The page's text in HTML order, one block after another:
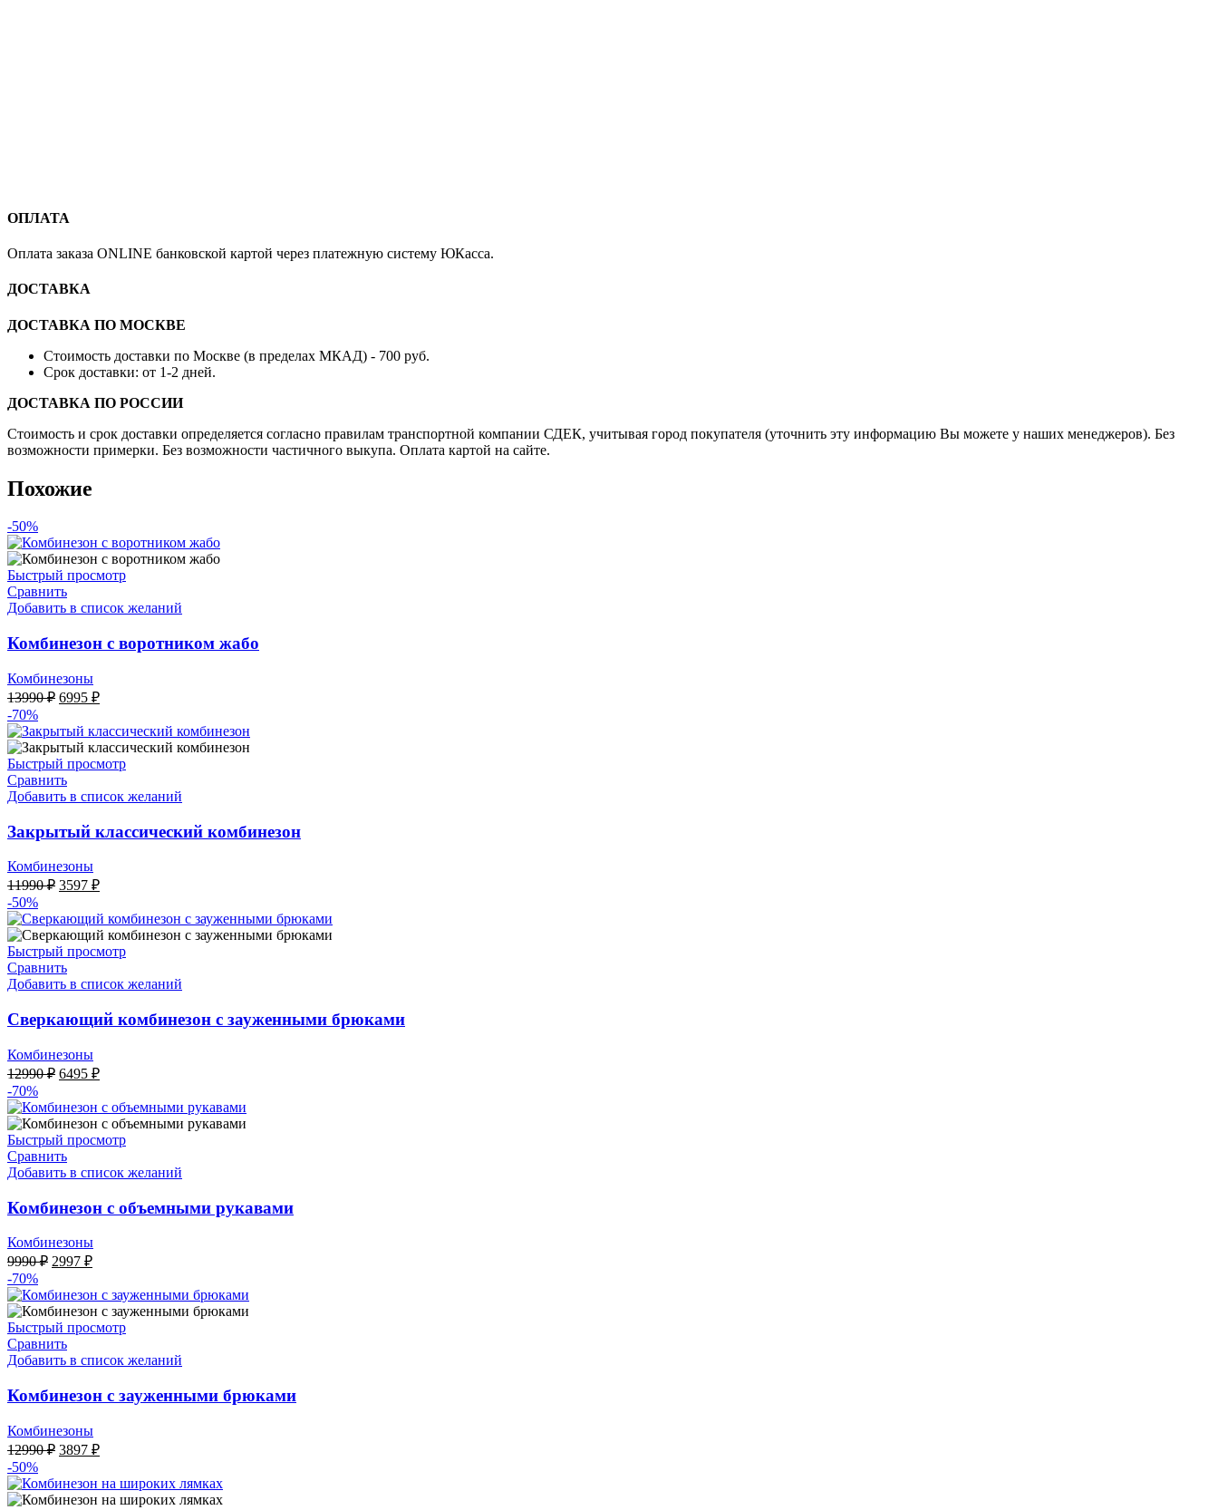
ОПЛАТА
Оплата заказа ONLINE банковской картой через платежную систему ЮКасса.
ДОСТАВКА
ДОСТАВКА ПО МОСКВЕ
Стоимость доставки по Москве (в пределах МКАД) - 700 руб.
Срок доставки: от 1-2 дней.
ДОСТАВКА ПО РОССИИ
Стоимость и срок доставки определяется согласно правилам транспортной компании СДЕК, учитывая город покупателя (уточнить эту информацию Вы можете у наших менеджеров). Без
возможности примерки. Без возможности частичного выкупа. Оплата картой на сайте.
Похожие
-50%
Быстрый просмотр
Сравнить
Добавить в список желаний
Комбинезон с воротником жабо
Комбинезоны
13990₽ Первоначальная
составляла
13990 ₽.
6995 ₽Текущая
6995 ₽.
-70%
Быстрый просмотр
Сравнить
Добавить в список желаний
Закрытый классический комбинезон
Комбинезоны
11990₽ Первоначальная
составляла
11990 ₽.
3597 ₽Текущая
3597 ₽.
-50%
Быстрый просмотр
Сравнить
Добавить в список желаний
Сверкающий комбинезон с зауженными брюками
Комбинезоны
12990₽ Первоначальная
составляла
12990 ₽.
6495 ₽Текущая
6495 ₽.
-70%
Быстрый просмотр
Сравнить
Добавить в список желаний
Комбинезон с объемными рукавами
Комбинезоны
9990₽ Первоначальная
составляла
9990 ₽.
2997 ₽Текущая
2997 ₽.
-70%
Быстрый просмотр
Сравнить
Добавить в список желаний
Комбинезон с зауженными брюками
Комбинезоны
12990₽ Первоначальная
составляла
12990 ₽.
3897 ₽Текущая
3897 ₽.
-50%